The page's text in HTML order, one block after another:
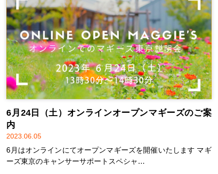
6月24日（土）オンラインオープンマギーズのご案
内
2023.06.05
6月はオンラインにてオープンマギーズを開催いたします マギ
ーズ東京のキャンサーサポートスペシャ…